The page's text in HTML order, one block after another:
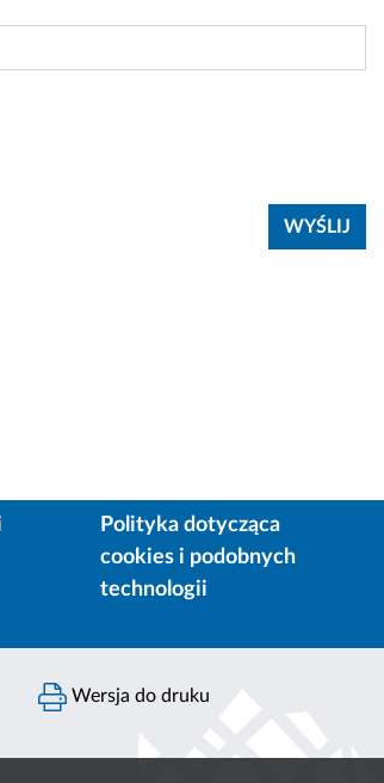
Polityka dotycząca
cookies i podobnych
technologii
Wersja do druku